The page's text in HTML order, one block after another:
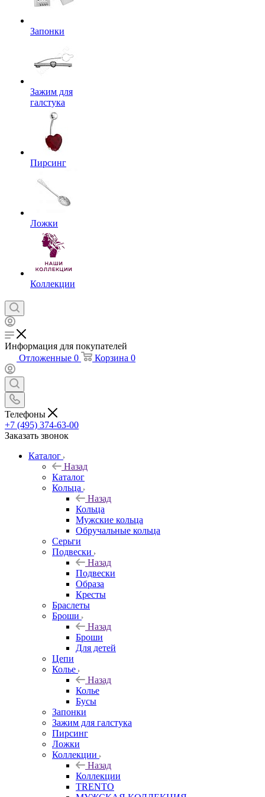
Запонки
Зажим для
галстука
Пирсинг
Ложки
Коллекции
Информация для покупателей
Отложенные 0 Корзина 0
Телефоны
+7 (495) 374-63-00
Заказать звонок
Каталог
Назад
Каталог
Кольца
Назад
Кольца
Мужские кольца
Обручальные кольца
Серьги
Подвески
Назад
Подвески
Образа
Кресты
Браслеты
Броши
Назад
Броши
Для детей
Цепи
Колье
Назад
Колье
Бусы
Запонки
Зажим для галстука
Пирсинг
Ложки
Коллекции
Назад
Коллекции
TRENTO